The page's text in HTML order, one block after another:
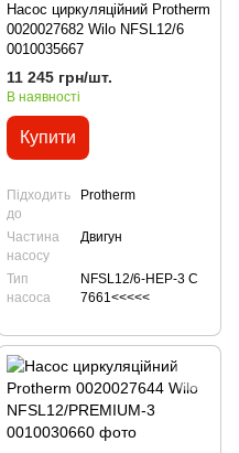
Насос циркуляційний Protherm
0020027682 Wilo NFSL12/6
0010035667
11 245 грн/шт.
В наявності
Купити
Підходить
до
Protherm
Частина
насосу
Двигун
Тип
насоса
NFSL12/6-HEP-3 C
7661<<<<<